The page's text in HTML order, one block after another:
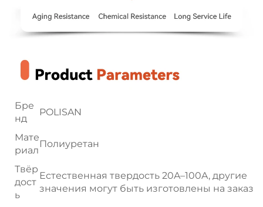
Бре
нд
POLISAN
Мате
риал
Полиуретан
Твёр
дост
ь
Естественная твердость 20A–100A, другие
значения могут быть изготовлены на заказ.